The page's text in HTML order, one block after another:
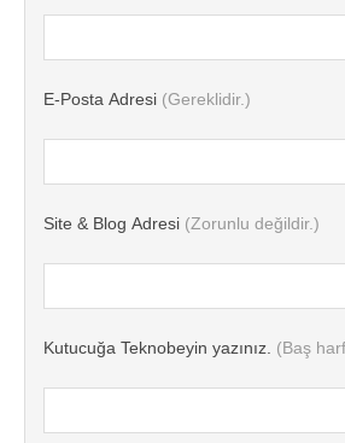
E-Posta Adresi (Gereklidir.)
Site & Blog Adresi (Zorunlu değildir.)
Kutucuğa Teknobeyin yazınız. (Baş